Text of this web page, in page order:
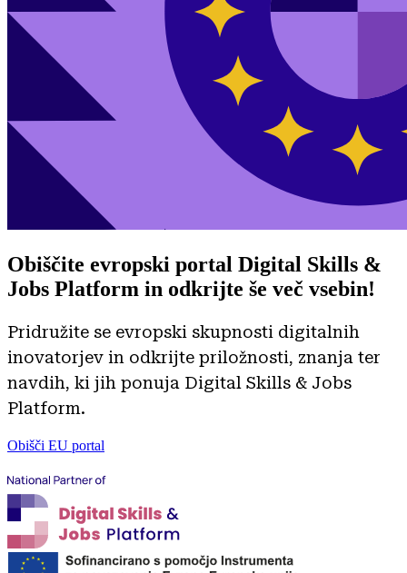
Obiščite evropski portal Digital Skills &
Jobs Platform in odkrijte še več vsebin!
Pridružite se evropski skupnosti digitalnih
inovatorjev in odkrijte priložnosti, znanja ter
navdih, ki jih ponuja Digital Skills & Jobs
Platform.
Obišči EU portal